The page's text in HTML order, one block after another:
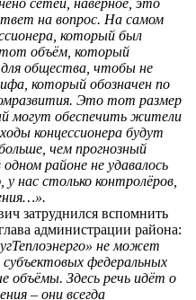
сетей, наверное, это
на вопрос. На самом
который был
объём, который
общества, чтобы не
который обозначен по
Это тот размер
могут обеспечить жители
концессионера будут
чем прогнозный
районе не удавалось
нас столько контролёров,
затруднился вспомнить
администрации района:
не может
федеральных
объёмы. Здесь речь идёт о
– они всегда